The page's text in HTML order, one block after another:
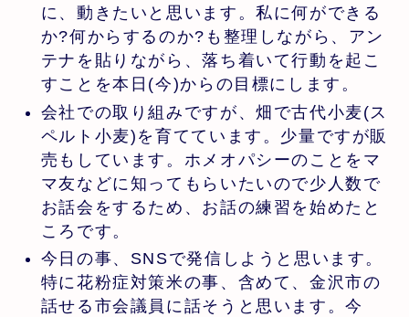
に、動きたいと思います。私に何ができる
か?何からするのか?も整理しながら、アン
テナを貼りながら、落ち着いて行動を起こ
すことを本日(今)からの目標にします。
会社での取り組みですが、畑で古代小麦(ス
ペルト小麦)を育てています。少量ですが販
売もしています。ホメオパシーのことをマ
マ友などに知ってもらいたいので少人数で
お話会をするため、お話の練習を始めたと
ころです。
今日の事、SNSで発信しようと思います。
特に花粉症対策米の事、含めて、金沢市の
話せる市会議員に話そうと思います。今